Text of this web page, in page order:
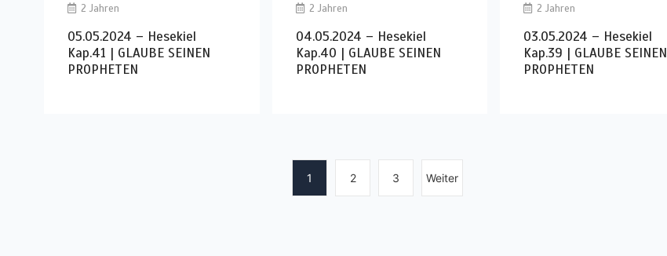
2 Jahren
05.05.2024 – Hesekiel
Kap.41 | GLAUBE SEINEN
PROPHETEN
2 Jahren
04.05.2024 – Hesekiel
Kap.40 | GLAUBE SEINEN
PROPHETEN
2 Jahren
03.05.2024 – Hesekiel
Kap.39 | GLAUBE SEINEN
PROPHETEN
1 2 3 Weiter